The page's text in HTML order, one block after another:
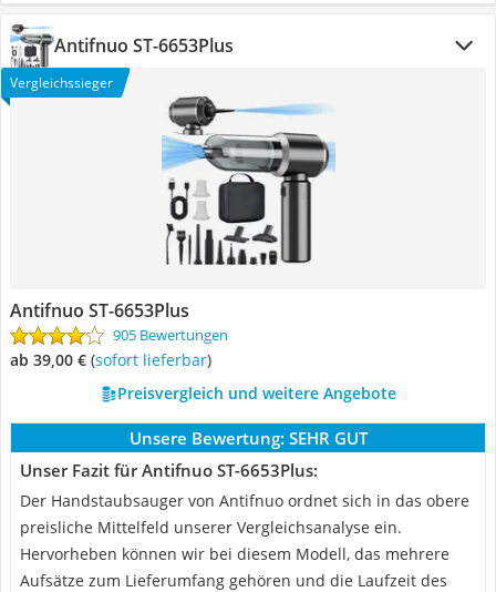
Antifnuo ‎ST-6653Plus
Vergleichssieger
Antifnuo ‎ST-6653Plus
905 Bewertungen
ab 39,00 € ( Sofort lieferbar)
Preisvergleich und weitere Angebote
Unsere Bewertung: SEHR GUT
Unser Fazit für Antifnuo ‎ST-6653Plus:
Der Handstaubsauger von Antifnuo ordnet sich in das obere
preisliche Mittelfeld unserer Vergleichsanalyse ein.
Hervorheben können wir bei diesem Modell, das mehrere
Aufsätze zum Lieferumfang gehören und die Laufzeit des